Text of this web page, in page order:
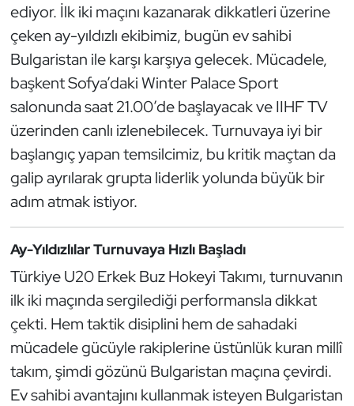
ediyor. İlk iki maçını kazanarak dikkatleri üzerine
çeken ay-yıldızlı ekibimiz, bugün ev sahibi
Bulgaristan ile karşı karşıya gelecek. Mücadele,
başkent Sofya’daki Winter Palace Sport
salonunda saat 21.00’de başlayacak ve IIHF TV
üzerinden canlı izlenebilecek. Turnuvaya iyi bir
başlangıç yapan temsilcimiz, bu kritik maçtan da
galip ayrılarak grupta liderlik yolunda büyük bir
adım atmak istiyor.
Ay-Yıldızlılar Turnuvaya Hızlı Başladı
Türkiye U20 Erkek Buz Hokeyi Takımı, turnuvanın
ilk iki maçında sergilediği performansla dikkat
çekti. Hem taktik disiplini hem de sahadaki
mücadele gücüyle rakiplerine üstünlük kuran millî
takım, şimdi gözünü Bulgaristan maçına çevirdi.
Ev sahibi avantajını kullanmak isteyen Bulgaristan
Futbol
Futsal
Genel
Golf
Güreş
Hava Sporları
Hentbol
İşitme Engelli Sporcular
Judo ve Kuraş